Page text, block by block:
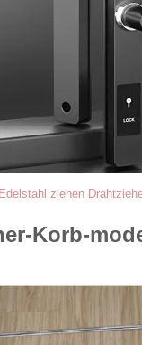
Edelstahl ziehen
Korb-